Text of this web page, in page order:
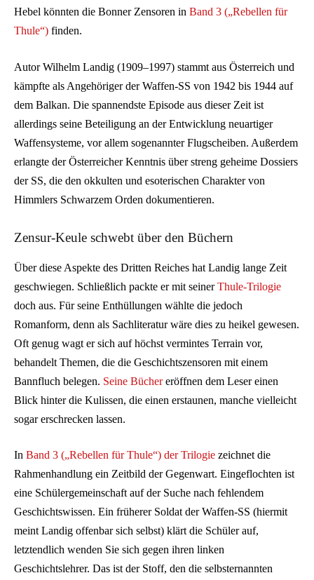
Hebel könnten die Bonner Zensoren in Band 3 („Rebellen für
Thule“) finden.
Autor Wilhelm Landig (1909–1997) stammt aus Österreich und
kämpfte als Angehöriger der Waffen-SS von 1942 bis 1944 auf
dem Balkan. Die spannendste Episode aus dieser Zeit ist
allerdings seine Beteiligung an der Entwicklung neuartiger
Waffensysteme, vor allem sogenannter Flugscheiben. Außerdem
erlangte der Österreicher Kenntnis über streng geheime Dossiers
der SS, die den okkulten und esoterischen Charakter von
Himmlers Schwarzem Orden dokumentieren.
Zensur-Keule schwebt über den Büchern
Über diese Aspekte des Dritten Reiches hat Landig lange Zeit
geschwiegen. Schließlich packte er mit seinerThule-Trilogie
doch aus. Für seine Enthüllungen wählte die jedoch
Romanform, denn als Sachliteratur wäre dies zu heikel gewesen.
Oft genug wagt er sich auf höchst vermintes Terrain vor,
behandelt Themen, die die Geschichtszensoren mit einem
Bannfluch belegen. Seine Büchereröffnen dem Leser einen
Blick hinter die Kulissen, die einen erstaunen, manche vielleicht
sogar erschrecken lassen.
In Band 3 („Rebellen für Thule“) der Trilogie zeichnet die
Rahmenhandlung ein Zeitbild der Gegenwart. Eingeflochten ist
eine Schülergemeinschaft auf der Suche nach fehlendem
Geschichtswissen. Ein früherer Soldat der Waffen-SS (hiermit
meint Landig offenbar sich selbst) klärt die Schüler auf,
letztendlich wenden Sie sich gegen ihren linken
Geschichtslehrer. Das ist der Stoff, den die selbsternannten